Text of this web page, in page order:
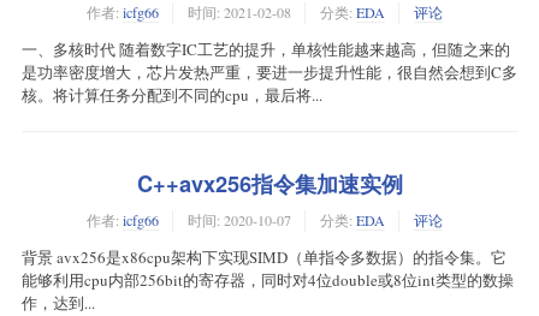
作者: icfg66 时间: 2021-02-08 分类: EDA 评论
一、多核时代 随着数字IC工艺的提升，单核性能越来越高，但随之来的
是功率密度增大，芯片发热严重，要进一步提升性能，很自然会想到C多
核。将计算任务分配到不同的cpu，最后将...
C++avx256指令集加速实例
作者: icfg66 时间: 2020-10-07 分类: EDA 评论
背景 avx256是x86cpu架构下实现SIMD（单指令多数据）的指令集。它
能够利用cpu内部256bit的寄存器，同时对4位double或8位int类型的数操
作，达到...